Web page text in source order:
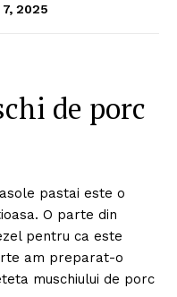
2025
de porc
pastai este o
O parte din
pentru ca este
am preparat-o
muschiului de porc